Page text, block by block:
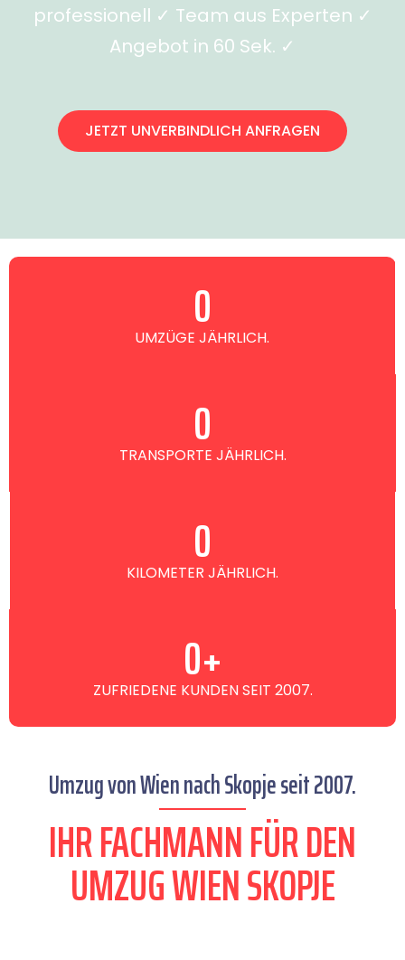
professionell ✓ Team aus Experten ✓
Angebot in 60 Sek. ✓
JETZT UNVERBINDLICH ANFRAGEN
UMZÜGE JÄHRLICH.
0
TRANSPORTE JÄHRLICH.
0
KILOMETER JÄHRLICH.
0
ZUFRIEDENE KUNDEN SEIT 2007.
0+
Umzug von Wien nach Skopje seit 2007.
IHR FACHMANN FÜR DEN
UMZUG WIEN SKOPJE